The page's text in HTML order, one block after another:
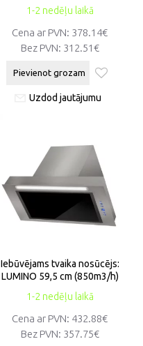
1-2 nedēļu laikā
Cena ar PVN: 378.14€
Bez PVN: 312.51€
Pievienot grozam
Uzdod jautājumu
1-2 nedēļu laikā
Iebūvējams tvaika nosūcējs:
LUMINO 59,5 cm (850m3/h)
Cena ar PVN: 432.88€
Bez PVN: 357.75€